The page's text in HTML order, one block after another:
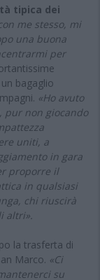
tipica dei
me stesso, mi
una buona
per
bagaglio
«Ho avuto
pur non giocando
uniti, a
in gara
proporre il
in qualsiasi
chi riuscirà
altri».
la trasferta di
Marco. «Ci
su